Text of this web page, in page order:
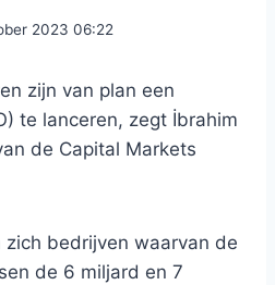
2023 06:22
zijn van plan een
te lanceren, zegt İbrahim
de Capital Markets
bedrijven waarvan de
de 6 miljard en 7